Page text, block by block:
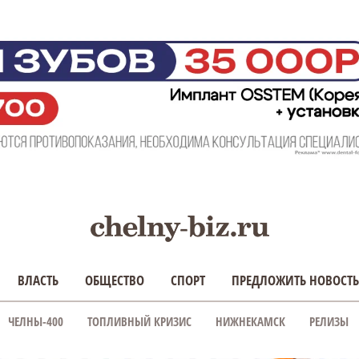
ВЛАСТЬ ОБЩЕСТВО СПОРТ ПРЕДЛОЖИТЬ НОВОСТЬ
ЧЕЛНЫ-400 ТОПЛИВНЫЙ КРИЗИС НИЖНЕКАМСК РЕЛИЗЫ